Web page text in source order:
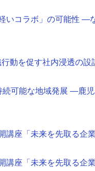
いコラボ」の可能性 ―
動を促す社内浸透の設
続可能な地域発展 ―鹿
講座「未来を先取る企
講座「未来を先取る企